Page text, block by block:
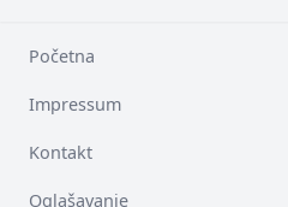
Početna
Impressum
Kontakt
Oglašavanje